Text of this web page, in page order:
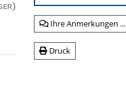
Ihre Anmerkungen ...
Druck